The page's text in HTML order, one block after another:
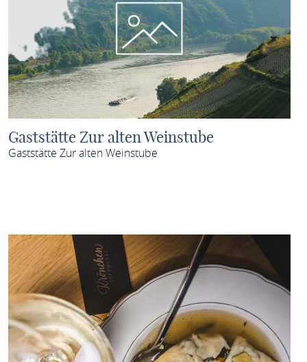
Gaststätte Zur alten Weinstube
Gaststätte Zur alten Weinstube